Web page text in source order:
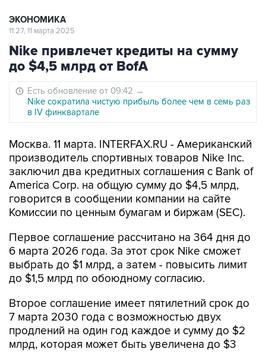
ЭКОНОМИКА
11:27, 11 марта 2025
Nike привлечет кредиты на сумму
до $4,5 млрд от BofA
Есть обновление от 09:42 →
Nike сократила чистую прибыль более чем в семь раз
в IV финквартале
Москва. 11 марта. INTERFAX.RU - Американский
производитель спортивных товаров Nike Inc.
заключил два кредитных соглашения с Bank of
America Corp. на общую сумму до $4,5 млрд,
говорится в сообщении компании на сайте
Комиссии по ценным бумагам и биржам (SEC).
Первое соглашение рассчитано на 364 дня до
6 марта 2026 года. За этот срок Nike сможет
выбрать до $1 млрд, а затем - повысить лимит
до $1,5 млрд по обоюдному согласию.
Второе соглашение имеет пятилетний срок до
7 марта 2030 года с возможностью двух
продлений на один год каждое и сумму до $2
млрд, которая может быть увеличена до $3